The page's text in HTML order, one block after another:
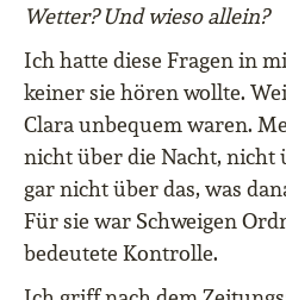
Wetter? Und wieso allein?
Ich hatte diese Fragen in
keiner sie hören wollte.
Clara unbequem waren.
nicht über die Nacht, nicht
gar nicht über das, was
Für sie war Schweigen
bedeutete Kontrolle.